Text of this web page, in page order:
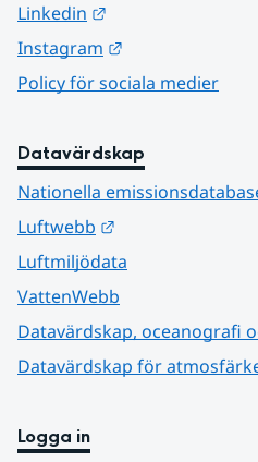
Linkedin
Instagram
Policy för sociala medier
Datavärdskap
Nationella
Luftwebb
Luftmiljödata
VattenWebb
Datavärdskap, oceanografi
Datavärdskap för
Logga in